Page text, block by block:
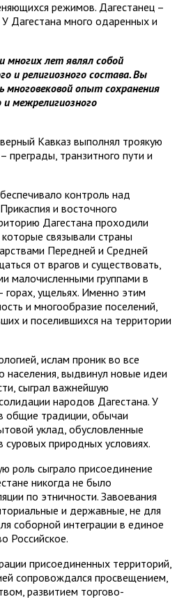
режимов. Дагестанец –
Дагестана много одаренных и
лет являл собой
и религиозного состава. Вы
опыт сохранения
межрелигиозного
Кавказ выполнял троякую
преграды, транзитного пути и
контроль над
и восточного
Дагестана проходили
связывали страны
Передней и Средней
от врагов и существовать,
малочисленными группами в
ущельях. Именно этим
и многообразие поселений,
и поселившихся на территории
ислам проник во все
населения, выдвинул новые идеи
сыграл важнейшую
народов Дагестана. У
общие традиции, обычаи
уклад, обусловленные
природных условиях.
роль сыграло присоединение
никогда не было
по этничности. Завоевания
и державные, не для
соборной интеграции в единое
Российское.
присоединенных территорий,
сопровождался просвещением,
развитием торгово-